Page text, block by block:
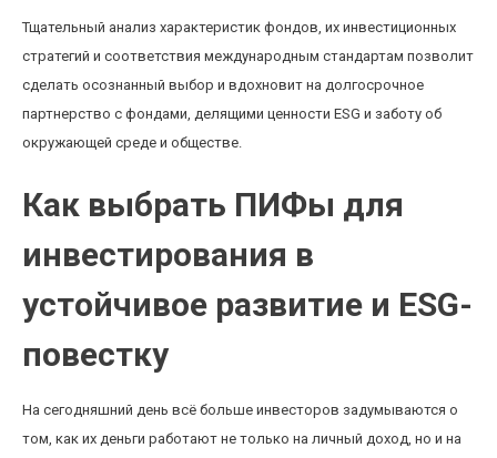
Тщательный анализ характеристик фондов, их инвестиционных
стратегий и соответствия международным стандартам позволит
сделать осознанный выбор и вдохновит на долгосрочное
партнерство с фондами, делящими ценности ESG и заботу об
окружающей среде и обществе.
Как выбрать ПИФы для
инвестирования в
устойчивое развитие и ESG-
повестку
На сегодняшний день всё больше инвесторов задумываются о
том, как их деньги работают не только на личный доход, но и на